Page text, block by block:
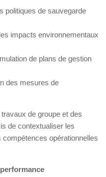
politiques de sauvegarde
impacts environnementaux
de plans de gestion
des mesures de
de groupe et des
de contextualiser les
opérationnelles